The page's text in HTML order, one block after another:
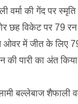
वर्मा की गेंद पर स्मृति
छह विकेट पर 79 रन
ओवर में जीत के लिए
की पारी का अंत
बल्लेबाज शैफाली